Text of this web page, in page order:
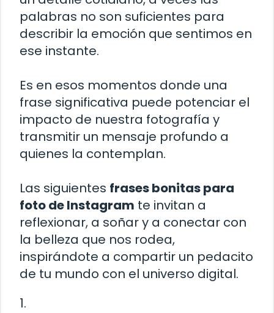
palabras no son suficientes para
describir la emoción que sentimos en
ese instante.
Es en esos momentos donde una
frase significativa puede potenciar el
impacto de nuestra fotografía y
transmitir un mensaje profundo a
quienes la contemplan.
Las siguientes frases bonitas para
foto de Instagram te invitan a
reflexionar, a soñar y a conectar con
la belleza que nos rodea,
inspirándote a compartir un pedacito
de tu mundo con el universo digital.
1.